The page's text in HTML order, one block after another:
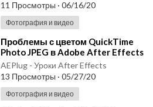
11 Просмотры · 06/16/20
Фотография и видео
⁣Проблемы с цветом QuickTime
Photo JPEG в Adobe After Effects
2014.2 - Баги 004
AEPlug - Уроки After Effects
13 Просмотры · 05/27/20
Фотография и видео